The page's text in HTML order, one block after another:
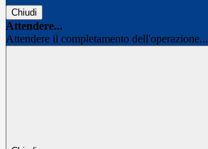
Chiudi
Attendere...
Attendere il completamento dell'operazione...